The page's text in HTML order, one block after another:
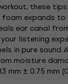
these
expands
ear canal
listening
in pure
moisture
mm ± 0.75